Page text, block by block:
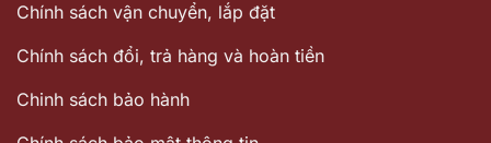
Chính sách vận chuyển, lắp đặt
Chính sách đổi, trả hàng và hoàn tiền
Chinh sách bảo hành